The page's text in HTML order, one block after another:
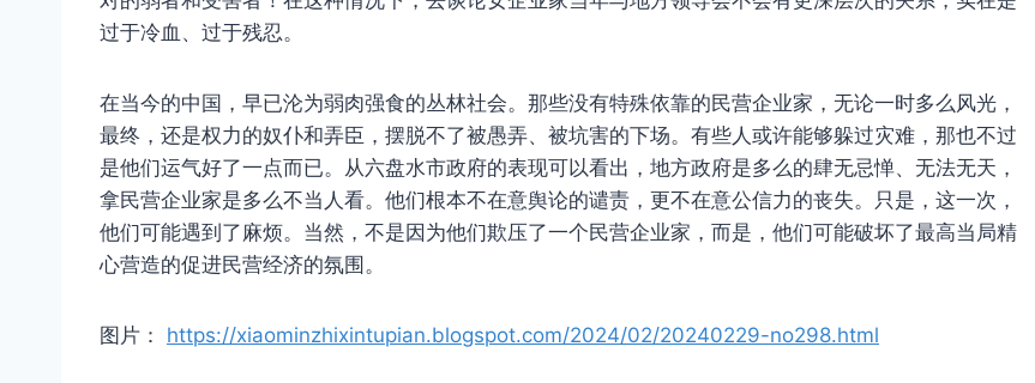
过于冷血、过于残忍。
在当今的中国，早已沦为弱肉强食的丛林社会。那些没有特殊依靠的民营企业家，无论一时多么风光，
最终，还是权力的奴仆和弄臣，摆脱不了被愚弄、被坑害的下场。有些人或许能够躲过灾难，那也不过
是他们运气好了一点而已。从六盘水市政府的表现可以看出，地方政府是多么的肆无忌惮、无法无天，
拿民营企业家是多么不当人看。他们根本不在意舆论的谴责，更不在意公信力的丧失。只是，这一次，
他们可能遇到了麻烦。当然，不是因为他们欺压了一个民营企业家，而是，他们可能破坏了最高当局精
心营造的促进民营经济的氛围。
图片： https://xiaominzhixintupian.blogspot.com/2024/02/20240229-no298.html